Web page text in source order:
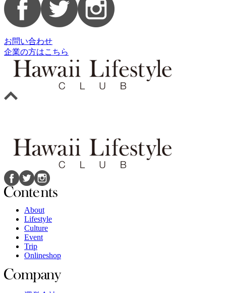
お問い合わせ
企業の方はこちら
About
Lifestyle
Culture
Event
Trip
Onlineshop